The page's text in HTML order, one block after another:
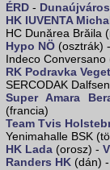
ÉRD -
HK IUVENTA
HC Dunărea Brăila
Hypo NÖ (osztrák)
Indeco
RK Podravka
SERCODAK
Super Amara
(francia)
Team Tvis
Yenimahalle BSK
HK Lada (orosz) -
Randers HK (dán) -